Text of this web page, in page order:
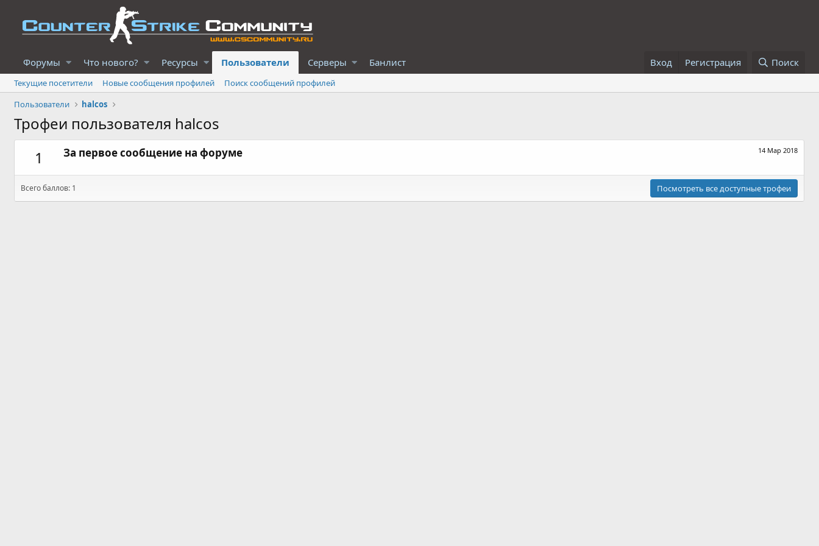
Форумы Что нового? Ресурсы Пользователи Серверы Банлист Вход Регистрация Поиск
Текущие посетители Новые сообщения профилей
Поиск сообщений профилей
Пользователи
halcos
Трофеи пользователя halcos
1
14 Мар 2018
За первое сообщение на форуме
Всего баллов: 1 Посмотреть все доступные трофеи